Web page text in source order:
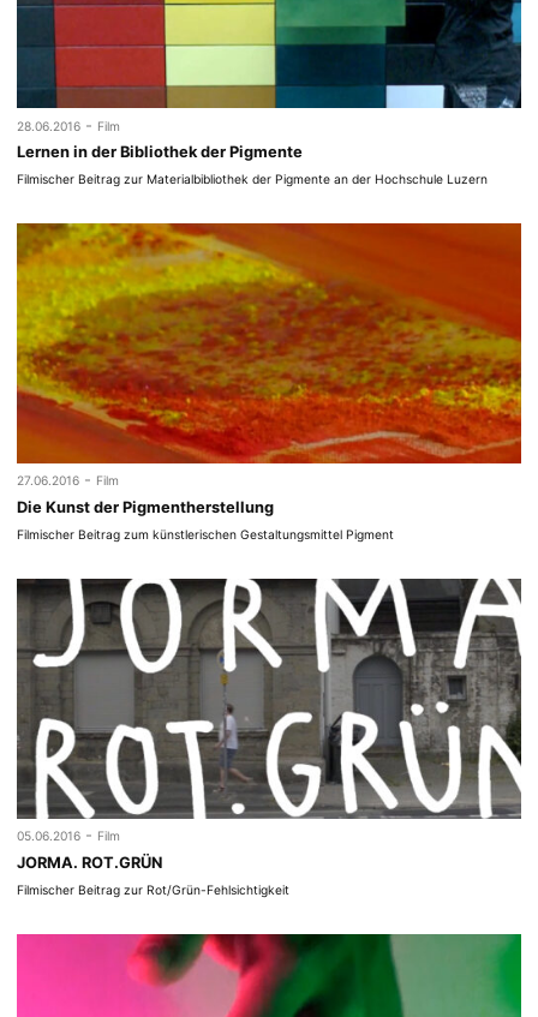
28.06.2016 - Film
Lernen in der Bibliothek der Pigmente
Filmischer Beitrag zur Materialbibliothek der Pigmente an der Hochschule Luzern
27.06.2016 - Film
Die Kunst der Pigmentherstellung
Filmischer Beitrag zum künstlerischen Gestaltungsmittel Pigment
05.06.2016 - Film
JORMA. ROT.GRÜN
Filmischer Beitrag zur Rot/Grün-Fehlsichtigkeit